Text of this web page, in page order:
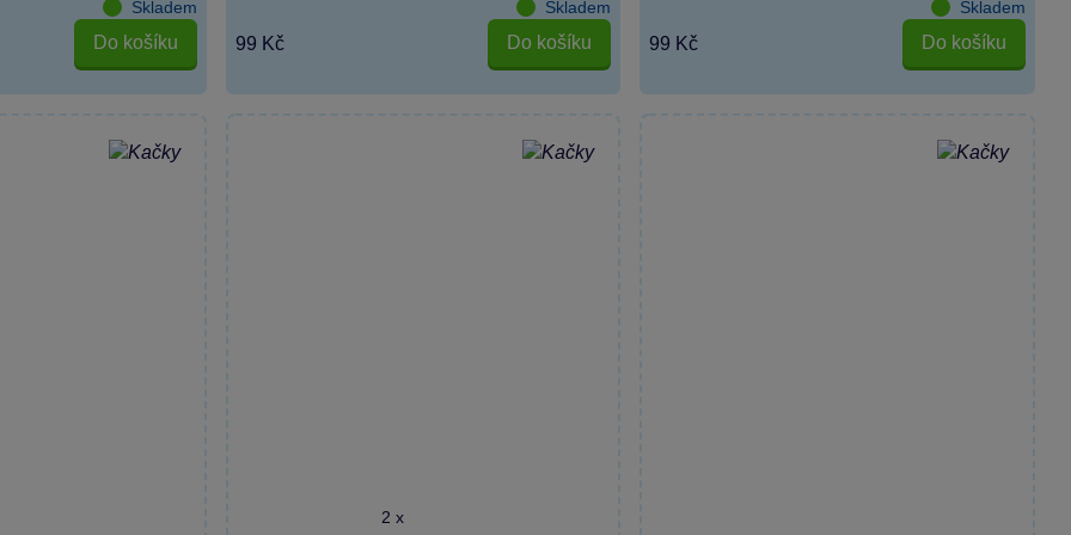
Skladem
Do košíku
Skladem
99 Kč Do košíku
Skladem
99 Kč Do košíku
2 x